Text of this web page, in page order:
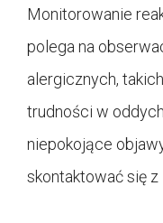
Monitorowanie
polega na
alergicznych,
trudności w
niepokojące
skontaktować się z